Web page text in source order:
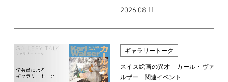
2026.08.11
ギャラリートーク
スイス絵画の異才 カール・ヴァ
ルザー 関連イベント